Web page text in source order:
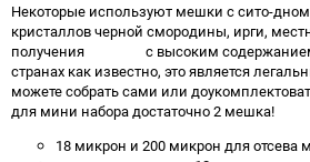
Некоторые используют мешки с сито-
кристаллов черной смородины, ирги,
получения
с высоким
странах как известно, это является
можете собрать сами или
для мини набора достаточно 2 мешка!
18 микрон и 200 микрон для отсева